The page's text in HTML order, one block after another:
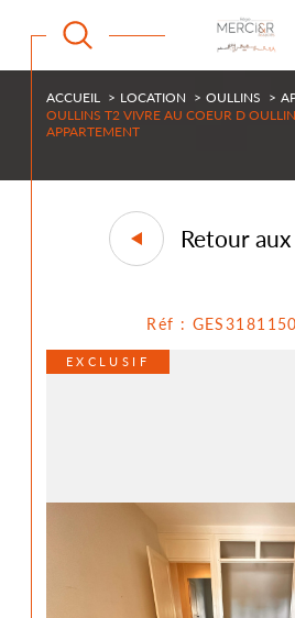
ACCUEIL LOCATION OULLINS
OULLINS T2 VIVRE AU COEUR D
APPARTEMENT
Retour
Réf :
EXCLUSIF